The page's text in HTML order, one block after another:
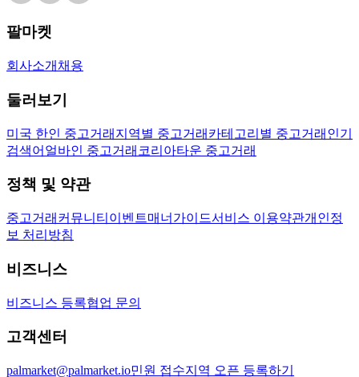
팔마켓
회사소개 채용
둘러보기
미국 한인 중고거래 지역별 중고거래 카테고리별 중고거래 인기
검색어 얼바인 중고거래 코리아타운 중고거래
정책 및 약관
중고거래 커뮤니티 이벤트매너가이드서비스 이용약관개인정
보 처리방침
비즈니스
비즈니스 등록협업 문의
고객센터
palmarket@palmarket.io민원 접수지역 오픈 등록하기